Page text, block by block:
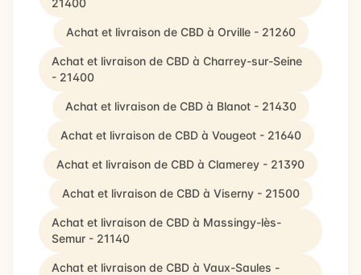
21400
Achat et livraison de CBD à Orville - 21260
Achat et livraison de CBD à Charrey-sur-Seine
- 21400
Achat et livraison de CBD à Blanot - 21430
Achat et livraison de CBD à Vougeot - 21640
Achat et livraison de CBD à Clamerey - 21390
Achat et livraison de CBD à Viserny - 21500
Achat et livraison de CBD à Massingy-lès-
Semur - 21140
Achat et livraison de CBD à Vaux-Saules -